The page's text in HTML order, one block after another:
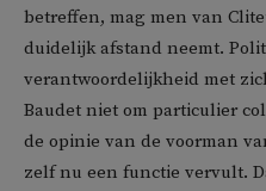
betreffen, mag men van
duidelijk afstand neemt.
verantwoordelijkheid met
Baudet niet om particulier
de opinie van de voorman
zelf nu een functie vervult.